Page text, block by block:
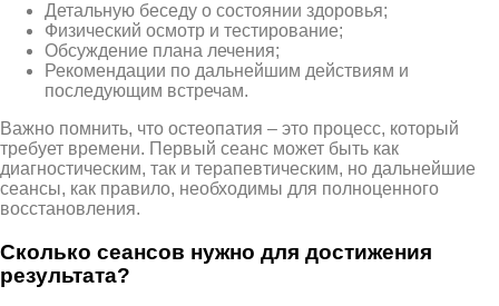
Детальную беседу о состоянии здоровья;
Физический осмотр и тестирование;
Обсуждение плана лечения;
Рекомендации по дальнейшим действиям и
последующим встречам.
Важно помнить, что остеопатия – это процесс, который
требует времени. Первый сеанс может быть как
диагностическим, так и терапевтическим, но дальнейшие
сеансы, как правило, необходимы для полноценного
восстановления.
Сколько сеансов нужно для достижения
результата?